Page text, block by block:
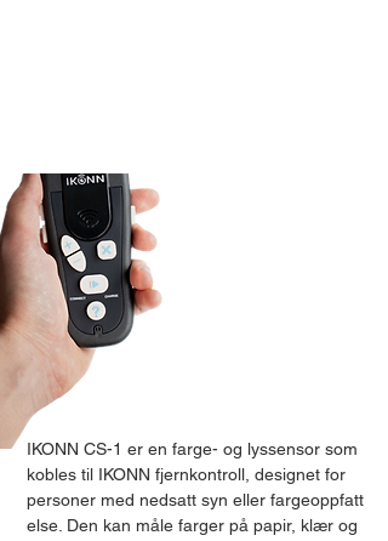
IKONN CS-1 er en farge- og lyssensor som
kobles til IKONN fjernkontroll, designet for
personer med nedsatt syn eller fargeoppfatt
else. Den kan måle farger på papir, klær og